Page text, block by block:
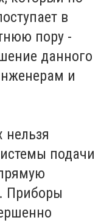
в
пору -
данного
и
нельзя
подачи
Приборы